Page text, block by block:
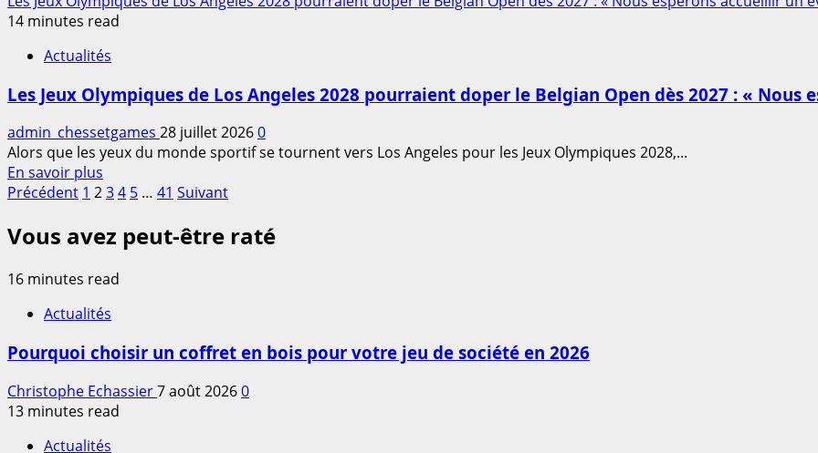
en
un
gigantesque
terrain
de
jeu
plus
Découvrir
règles
astuces
du
jeu
de
toc
2026
14 minutes read
Actualités
Les Jeux Olympiques de Los Angeles 2028 pourraient doper le Belgian Open dès 2027 : «
admin_chessetgames 28 juillet 20260
Alors que les yeux du monde sportif se tournent vers Los Angeles pour les Jeux Olympiques 2028,...
En savoir plus
savoir
sur
Les
Jeux
de
Angeles
pourraient
doper
Pagination
des
publications
Précédent 1 234 5 … 41 Suivant
Vous avez peut-être raté
16 minutes read
Actualités
Pourquoi choisir un coffret en bois pour votre jeu de société en 2026
Christophe Echassier7 août 20260
13 minutes read
Actualités